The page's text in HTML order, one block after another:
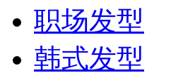
职场发型
韩式发型